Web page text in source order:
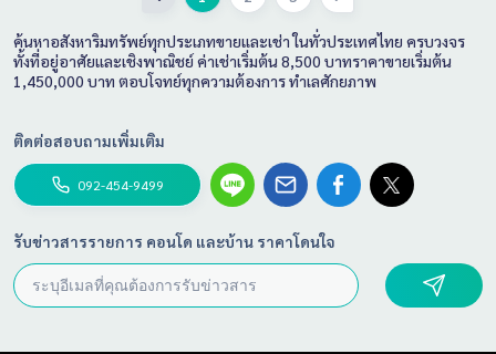
ค้นหาอสังหาริมทรัพย์ทุกประเภทขายและเช่า ในทั่วประเทศไทย ครบวงจร
ทั้งที่อยู่อาศัยและเชิงพาณิชย์ ค่าเช่าเริ่มต้น 8,500 บาทราคาขายเริ่มต้น
1,450,000 บาท ตอบโจทย์ทุกความต้องการ ทำเลศักยภาพ
ติดต่อสอบถามเพิ่มเติม
092-454-9499
รับข่าวสารรายการ คอนโด และบ้าน ราคาโดนใจ